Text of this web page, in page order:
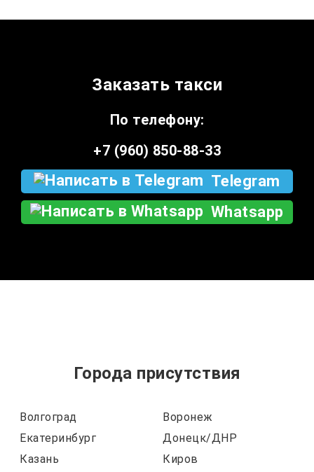
Заказать такси
По телефону:
+7 (960) 850-88-33
Telegram
Whatsapp
Города присутствия
Волгоград
Воронеж
Екатеринбург
Донецк/ДНР
Казань
Киров